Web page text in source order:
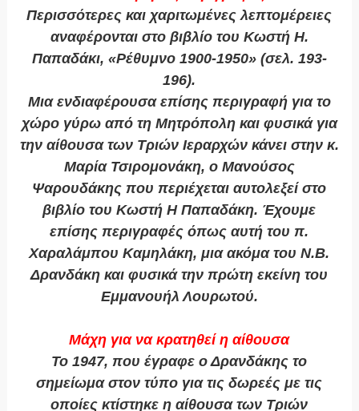
Περισσότερες και χαριτωμένες λεπτομέρειες
αναφέρονται στο βιβλίο του Κωστή Η.
Παπαδάκι, «Ρέθυμνο 1900-1950» (σελ. 193-
196).
Μια ενδιαφέρουσα επίσης περιγραφή για το
χώρο γύρω από τη Μητρόπολη και φυσικά για
την αίθουσα των Τριών Ιεραρχών κάνει στην κ.
Μαρία Τσιρομονάκη, ο Μανούσος
Ψαρουδάκης που περιέχεται αυτολεξεί στο
βιβλίο του Κωστή Η Παπαδάκη. Έχουμε
επίσης περιγραφές όπως αυτή του π.
Χαραλάμπου Καμηλάκη, μια ακόμα του Ν.Β.
Δρανδάκη και φυσικά την πρώτη εκείνη του
Εμμανουήλ Λουρωτού.
Μάχη για να κρατηθεί η αίθουσα
Το 1947, που έγραφε ο Δρανδάκης το
σημείωμα στον τύπο για τις δωρεές με τις
οποίες κτίστηκε η αίθουσα των Τριών